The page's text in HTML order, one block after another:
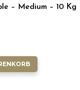
– Medium – 10 Kg